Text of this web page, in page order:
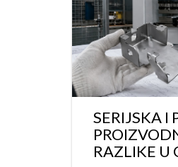
SERIJSKA I
RAZLIKE U